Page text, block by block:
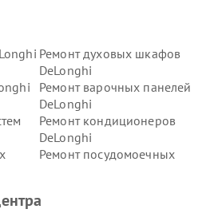
Ремонт духовых шкафов
DeLonghi
Ремонт варочных панелей
DeLonghi
Ремонт кондиционеров
DeLonghi
Ремонт посудомоечных
DeLonghi